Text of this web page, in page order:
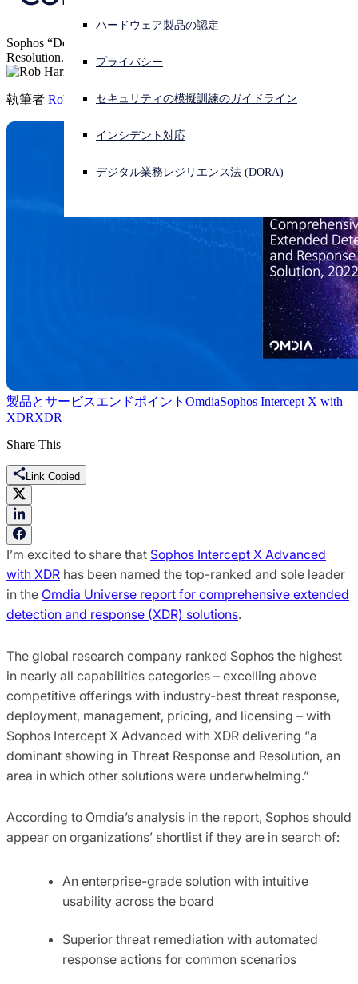
サイバー攻撃を受けている場合、連絡先はこちら
サインイン
Open search
ハードウェア製品の認定
プライバシー
セキュリティの模擬訓練のガイドライン
インシデント対応
デジタル業務レジリエンス法 (DORA)
Sophos “Delivers a Dominant Showing in Threat Response and
Resolution.”
執筆者 Rob Harrison
製品とサービスエンドポイント OmdiaSophos Intercept X with
XDRXDR
Share This
Link Copied
I’m excited to share that Sophos Intercept X Advanced
with XDR has been named the top-ranked and sole leader
in the Omdia Universe report for comprehensive extended
detection and response (XDR) solutions.
The global research company ranked Sophos the highest
in nearly all capabilities categories – excelling above
competitive offerings with industry-best threat response,
deployment, management, pricing, and licensing – with
Sophos Intercept X Advanced with XDR delivering “a
dominant showing in Threat Response and Resolution, an
area in which other solutions were underwhelming.”
According to Omdia’s analysis in the report, Sophos should
appear on organizations’ shortlist if they are in search of:
An enterprise-grade solution with intuitive
usability across the board
Superior threat remediation with automated
response actions for common scenarios